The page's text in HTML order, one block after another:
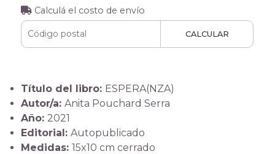
Calculá el costo de envío
CALCULAR
Título del libro: ESPERA(NZA)
Autor/a: Anita Pouchard Serra
Año: 2021
Editorial: Autopublicado
Medidas: 15x10 cm cerrado